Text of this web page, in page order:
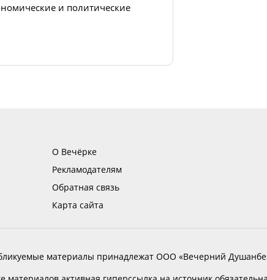
и политические
О Вечёрке
Рекламодателям
Обратная связь
Карта сайта
материалы принадлежат ООО «Вечерний